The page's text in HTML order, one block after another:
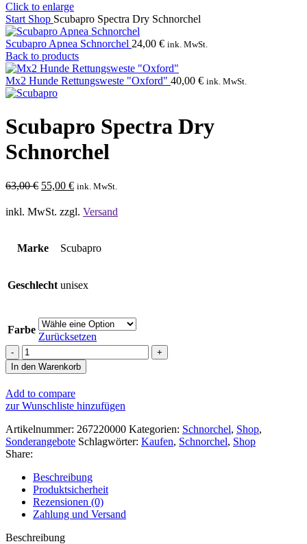
Click to enlarge
Start Shop Scubapro Spectra Dry Schnorchel
Scubapro Apnea Schnorchel 24,00 € ink. MwSt.
Back to products
Mx2 Hunde Rettungsweste "Oxford" 40,00 € ink. MwSt.
Scubapro Spectra Dry
Schnorchel
63,00€ Ursprünglicher
war:
55,00 €Aktueller
ist:
ink. MwSt.
inkl. MwSt. zzgl. Versand
Marke Scubapro
Geschlecht unisex
Farbe
Zurücksetzen
Scubapro
Spectra
Dry
Schnorchel
Menge
In den Warenkorb
Add to compare
zur Wunschliste hinzufügen
Artikelnummer: 267220000 Kategorien: Schnorchel, Shop,
Sonderangebote Schlagwörter: Kaufen, Schnorchel, Shop
Share:
Beschreibung
Produktsicherheit
Rezensionen (0)
Zahlung und Versand
Beschreibung